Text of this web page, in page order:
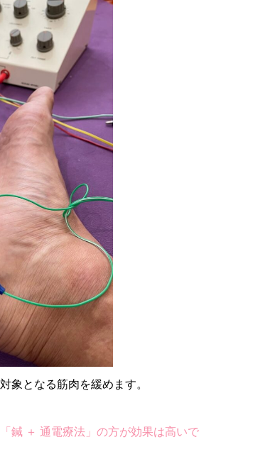
象となる筋肉を緩めます。
鍼 ＋ 通電療法」の方が効果は高いで